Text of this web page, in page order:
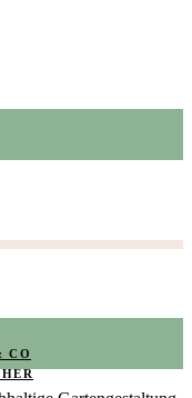
CO